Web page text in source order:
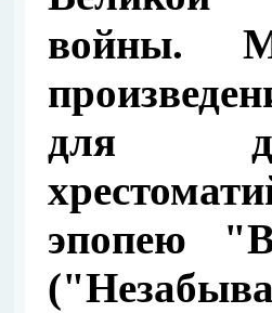
войны.
для
эпопею